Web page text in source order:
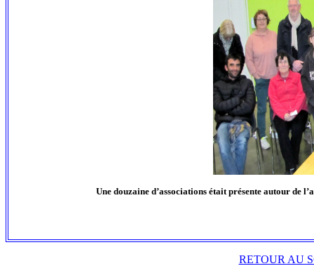
Une douzaine d’associations était présente autour de
RETOUR AU